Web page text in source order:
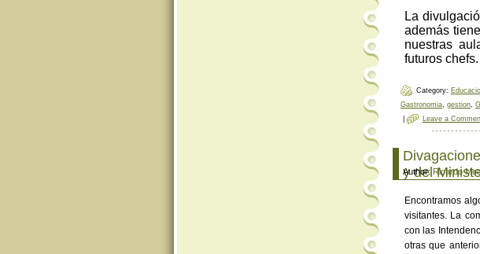
La
además
nuestras
futuros chefs.
Category:
Gastronomia, gestion,
Leave a
y del
Author: Ricardo
Encontramos
visitantes. La
con las
otras que